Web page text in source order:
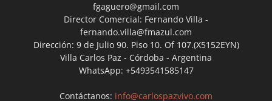
fgaguero@gmail.com
Director Comercial: Fernando Villa -
fernando.villa@fmazul.com
Dirección: 9 de Julio 90. Piso 10. Of 107.(X5152EYN)
Villa Carlos Paz - Córdoba - Argentina
WhatsApp: +5493541585147
Contáctanos: info@carlospazvivo.com